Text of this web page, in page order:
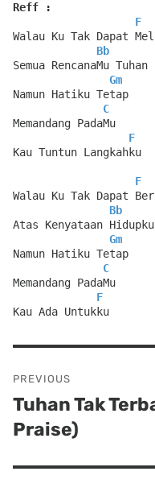
Reff :
F
Walau Ku Tak Dapat
Bb
Semua RencanaMu Tuhan
Gm
Namun Hatiku Tetap
C
Memandang PadaMu
F
Kau Tuntun Langkahku
F
Walau Ku Tak Dapat
Bb
Atas Kenyataan Hidupku
Gm
Namun Hatiku Tetap
C
Memandang PadaMu
F
Kau Ada Untukku
navigation
PREVIOUS
Previous
post:
Tuhan Tak
Praise)